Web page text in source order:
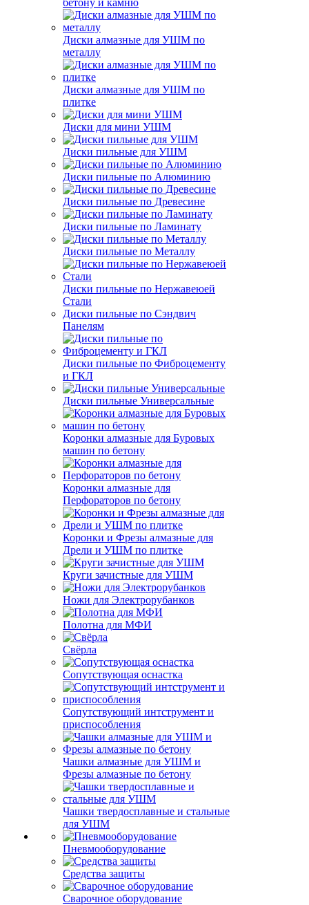
бетону и камню
Диски алмазные для УШМ по
металлу
Диски алмазные для УШМ по
плитке
Диски для мини УШМ
Диски пильные для УШМ
Диски пильные по Алюминию
Диски пильные по Древесине
Диски пильные по Ламинату
Диски пильные по Металлу
Диски пильные по Нержавеюей
Стали
Диски пильные по Сэндвич
Панелям
Диски пильные по Фиброцементу
и ГКЛ
Диски пильные Универсальные
Коронки алмазные для Буровых
машин по бетону
Коронки алмазные для
Перфораторов по бетону
Коронки и Фрезы алмазные для
Дрели и УШМ по плитке
Круги зачистные для УШМ
Ножи для Электрорубанков
Полотна для МФИ
Свёрла
Сопутствующая оснастка
Сопутствующий интструмент и
приспособления
Чашки алмазные для УШМ и
Фрезы алмазные по бетону
Чашки твердосплавные и стальные
для УШМ
Пневмооборудование
Средства защиты
Сварочное оборудование